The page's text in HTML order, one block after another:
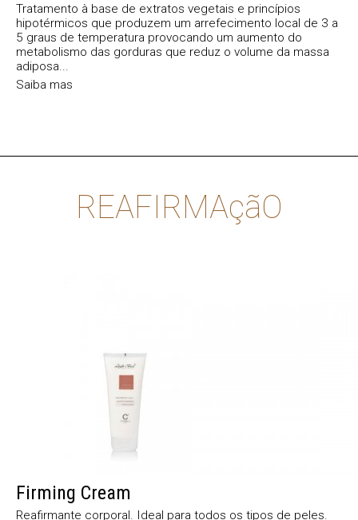
Tratamento à base de extratos vegetais e princípios
hipotérmicos que produzem um arrefecimento local de 3 a
5 graus de temperatura provocando um aumento do
metabolismo das gorduras que reduz o volume da massa
adiposa...
Saiba mas
REAFIRMAçãO
Firming Cream
Reafirmante corporal. Ideal para todos os tipos de peles.